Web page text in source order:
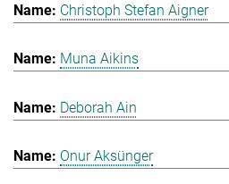
Christoph Stefan Aigner
Muna Aikins
Deborah Ain
Onur Aksünger